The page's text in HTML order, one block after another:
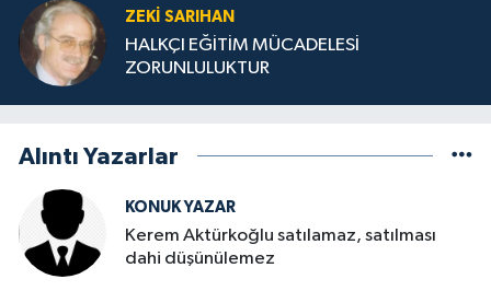
ZEKI SARIHAN
HALKÇI EĞİTİM MÜCADELESİ
ZORUNLULUKTUR
Alıntı Yazarlar
KONUK YAZAR
Kerem Aktürkoğlu satılamaz, satılması
dahi düşünülemez